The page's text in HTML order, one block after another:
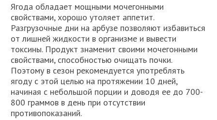
Ягода обладает мощными мочегонными
свойствами, хорошо утоляет аппетит.
Разгрузочные дни на арбузе позволяют избавиться
от лишней жидкости в организме и вывести
токсины. Продукт знаменит своими мочегонными
свойствами, способностью очищать почки.
Поэтому в сезон рекомендуется употреблять
ягоду с этой целью на протяжении 10 дней,
начиная с небольшой порции и доводя ее до 700-
800 граммов в день при отсутствии
противопоказаний.